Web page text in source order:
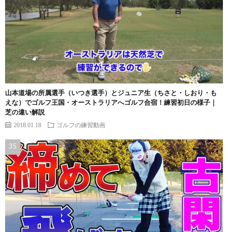
山本道場の所属選手（いつき選手）とジュニア生（ちさと・しおり・も
えな）でゴルフ王国・オーストラリアへゴルフ合宿！練習初日の様子｜
芝の違い解説
2018.01.18 ゴルフの練習動画